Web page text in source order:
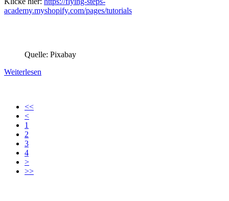
academy.myshopify.com/pages/tutorials
Quelle: Pixabay
Weiterlesen
<<
<
1
2
3
4
>
>>